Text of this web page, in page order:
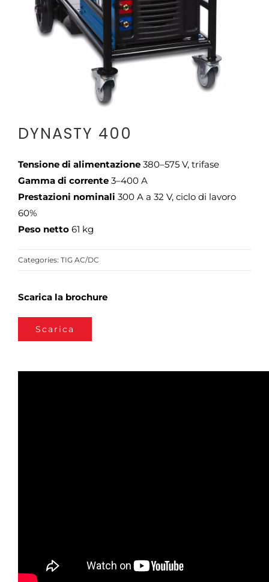
DYNASTY 400
Tensione di alimentazione380–575 V, trifase
Gamma di corrente3–400 A
Prestazioni nominali 300 A a 32 V, ciclo di lavoro
60%
Peso netto61 kg
Categories: TIG AC/DC
Scarica la brochure
Scarica